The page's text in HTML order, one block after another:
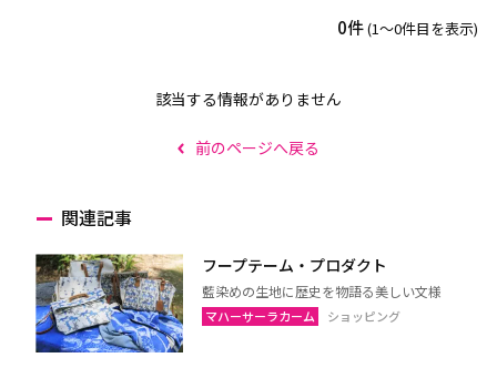
0件(1〜0件目を表示)
該当する情報がありません
前のページへ戻る
関連記事
フープテーム・プロダクト
藍染めの生地に歴史を物語る美しい文様
マハーサーラカーム ショッピング